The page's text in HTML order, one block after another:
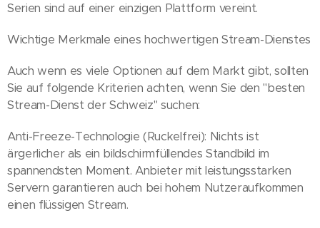
Serien sind auf einer einzigen Plattform vereint.
Wichtige Merkmale eines hochwertigen Stream-Dienstes
Auch wenn es viele Optionen auf dem Markt gibt, sollten
Sie auf folgende Kriterien achten, wenn Sie den "besten
Stream-Dienst der Schweiz" suchen:
Anti-Freeze-Technologie (Ruckelfrei): Nichts ist
ärgerlicher als ein bildschirmfüllendes Standbild im
spannendsten Moment. Anbieter mit leistungsstarken
Servern garantieren auch bei hohem Nutzeraufkommen
einen flüssigen Stream.